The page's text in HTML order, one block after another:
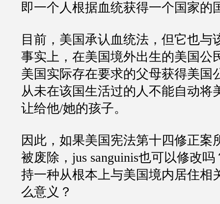
即一个人根据血统获得一个国家的
目前，美国承认血统法，但它也与
事实上，在美国境外出生的美国
美国实际存在要求的父母获得美
从未在该国生活过的人不能自动将
让给他/她的孩子。
因此，如果美国宪法第十四修正案
被废除，jus sanguinis也可以修改
持一种从根本上与美国境内居住相
么意义？